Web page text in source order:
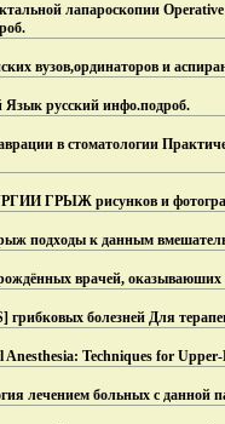
лапароскопии
вузов,ординаторов и
Язык русский инфо.подроб.
в стоматологии
ГРЫЖ рисунков и
подходы к данным
врачей,
грибковых болезней Для
Techniques for
лечением больных с данной